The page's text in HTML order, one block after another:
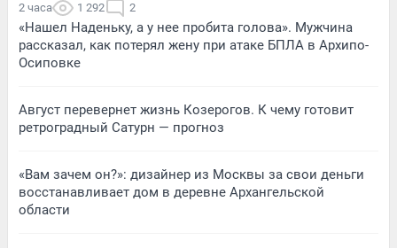
2 часа 1 292 2
«Нашел Наденьку, а у нее пробита голова». Мужчина
рассказал, как потерял жену при атаке БПЛА в Архипо-
Осиповке
Август перевернет жизнь Козерогов. К чему готовит
ретроградный Сатурн — прогноз
«Вам зачем он?»: дизайнер из Москвы за свои деньги
восстанавливает дом в деревне Архангельской
области